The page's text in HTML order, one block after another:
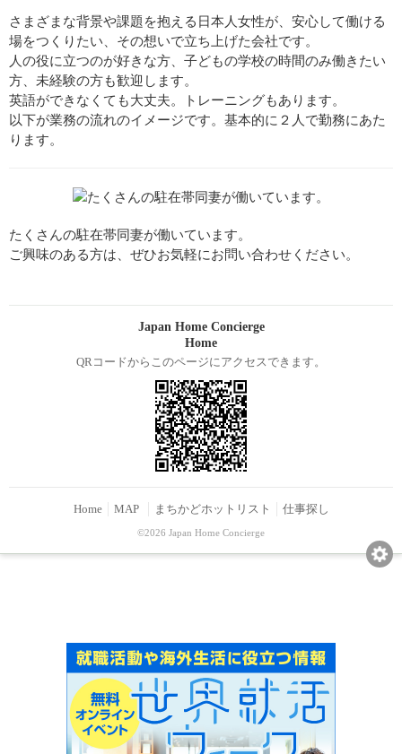
さまざまな背景や課題を抱える日本人女性が、安心して働ける
場をつくりたい、その想いで立ち上げた会社です。
人の役に立つのが好きな方、子どもの学校の時間のみ働きたい
方、未経験の方も歓迎します。
英語ができなくても大丈夫。トレーニングもあります。
以下が業務の流れのイメージです。基本的に２人で勤務にあた
ります。
たくさんの駐在帯同妻が働いています。
ご興味のある方は、ぜひお気軽にお問い合わせください。
Japan Home Concierge
Home
QRコードからこのページにアクセスできます。
Home MAP まちかどホットリスト 仕事探し
©2026 Japan Home Concierge